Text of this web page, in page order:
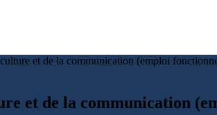
et de la communication (emploi
et de la communication